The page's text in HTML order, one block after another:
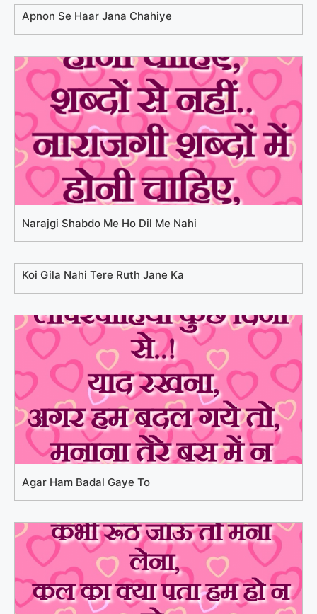
Apnon Se Haar Jana Chahiye
Narajgi Shabdo Me Ho Dil Me Nahi
Koi Gila Nahi Tere Ruth Jane Ka
Agar Ham Badal Gaye To